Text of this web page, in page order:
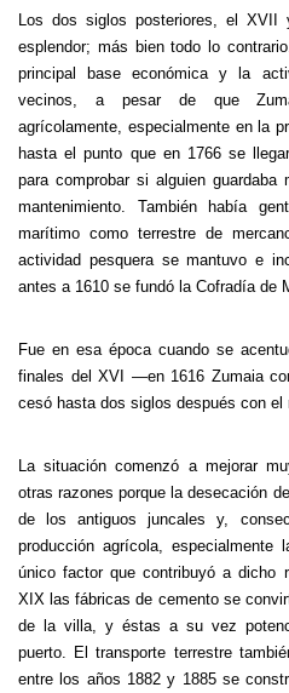
Los dos siglos posteriores, el
esplendor; más bien todo lo
principal base económica y la
vecinos, a pesar de que
agrícolamente, especialmente en la
hasta el punto que en 1766 se
para comprobar si alguien
mantenimiento. También había
marítimo como terrestre de
actividad pesquera se mantuvo e
antes a 1610 se fundó la Cofradía de
Fue en esa época cuando se
finales del XVI —en 1616 Zumaia
cesó hasta dos siglos después con el
La situación comenzó a mejorar
otras razones porque la desecación
de los antiguos juncales y,
producción agrícola,
único factor que contribuyó a dicho
XIX las fábricas de cemento se
de la villa, y éstas a su vez
puerto. El transporte terrestre
entre los años 1882 y 1885 se